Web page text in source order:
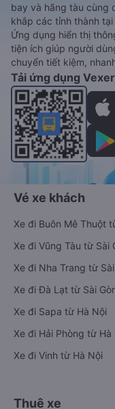
bay và hãng tàu cùng
khắp các tỉnh thành tại
Ứng dụng hiển thị
tiện ích giúp người
chuyển tiết kiệm,
Tải ứng dụng
Vé xe khách
Xe đi Buôn Mê Thuột
Xe đi Vũng Tàu từ Sài
Xe đi Nha Trang từ
Xe đi Đà Lạt từ Sài
Xe đi Sapa từ Hà Nội
Xe đi Hải Phòng từ Hà
Xe đi Vinh từ Hà Nội
Thuê xe